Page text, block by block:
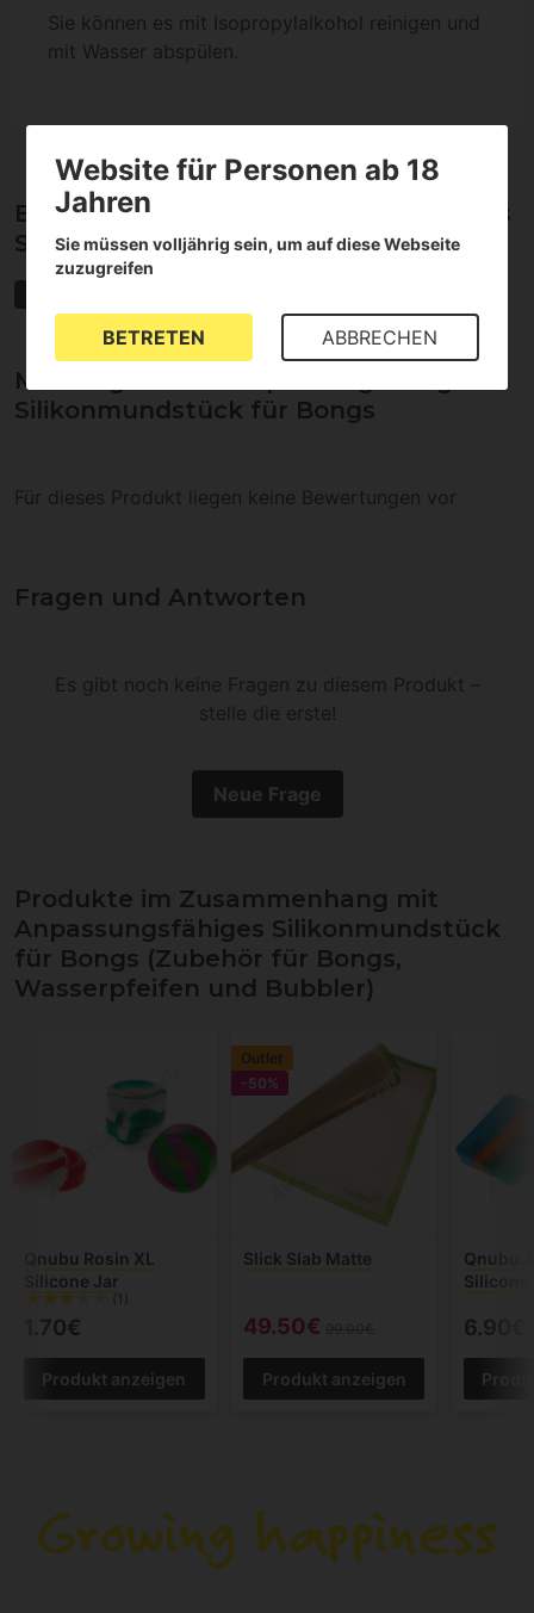
Sie können es mit Isopropylalkohol reinigen und
mit Wasser abspülen.
Eigenschaften von Anpassungsfähiges
Silikonmundstück für Bongs
Meinungen über Anpassungsfähiges
Silikonmundstück für Bongs
Für dieses Produkt liegen keine Bewertungen vor
Fragen und Antworten
Es gibt noch keine Fragen zu diesem Produkt –
stelle die erste!
Neue Frage
Produkte im Zusammenhang mit
Anpassungsfähiges Silikonmundstück
für Bongs (Zubehör für Bongs,
Wasserpfeifen und Bubbler)
Qnubu Rosin XL
Silicone Jar
(1)
1.70€
Produkt anzeigen
Outlet
-50%
Slick Slab Matte
49.50€
Produkt anzeigen
Qnubu
Silicone
6.90€
Website für Personen ab 18
Jahren
Sie müssen volljährig sein, um auf diese Webseite
zuzugreifen
BETRETEN ABBRECHEN